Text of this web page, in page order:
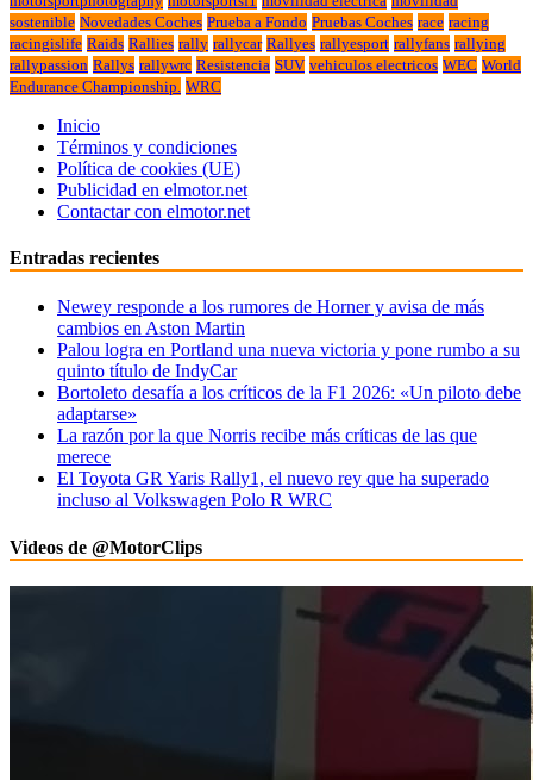
sostenible Novedades Coches Prueba a Fondo Pruebas Coches race racing
racingislife Raids Rallies rally rallycar Rallyes rallyesport rallyfans rallying
rallypassion Rallys rallywrc Resistencia SUV vehiculos electricos WEC World
Endurance Championship. WRC
Inicio
Términos y condiciones
Política de cookies (UE)
Publicidad en elmotor.net
Contactar con elmotor.net
Entradas recientes
Newey responde a los rumores de Horner y avisa de más
cambios en Aston Martin
Palou logra en Portland una nueva victoria y pone rumbo a su
quinto título de IndyCar
Bortoleto desafía a los críticos de la F1 2026: «Un piloto debe
adaptarse»
La razón por la que Norris recibe más críticas de las que
merece
El Toyota GR Yaris Rally1, el nuevo rey que ha superado
incluso al Volkswagen Polo R WRC
Videos de @MotorClips